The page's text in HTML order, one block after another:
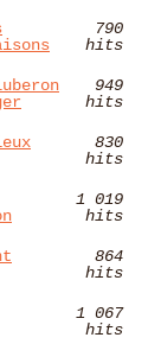
790
hits
949
hits
830
hits
1 019
hits
864
hits
1 067
hits